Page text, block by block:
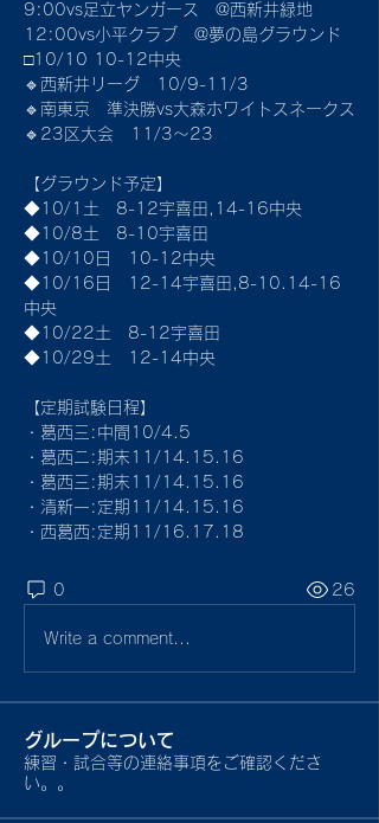
9:00vs足立ヤンガース　@西新井緑地
12:00vs小平クラブ　@夢の島グラウンド
□10/10 10-12中央
🔹西新井リーグ　10/9-11/3
🔹南東京　準決勝vs大森ホワイトスネークス
🔹23区大会　11/3〜23
【グラウンド予定】
◆10/1土　8-12宇喜田,14-16中央
◆10/8土　8-10宇喜田
◆10/10日　10-12中央
◆10/16日　12-14宇喜田,8-10.14-16
中央
◆10/22土　8-12宇喜田
◆10/29土　12-14中央
【定期試験日程】
・葛西三:中間10/4.5
・葛西ニ:期末11/14.15.16
・葛西三:期末11/14.15.16
・清新一:定期11/14.15.16
・西葛西:定期11/16.17.18
0 26
Write a comment...
グループについて
練習・試合等の連絡事項をご確認くださ
い。。